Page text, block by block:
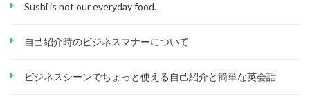
Sushi is not our everyday food.
自己紹介時のビジネスマナーについて
ビジネスシーンでちょっと使える自己紹介と簡単な英会話